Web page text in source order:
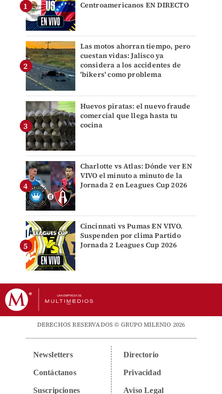
Centroamericanos EN DIRECTO
Las motos ahorran tiempo, pero
cuestan vidas: Jalisco ya
considera a los accidentes de
'bikers' como problema
Huevos piratas: el nuevo fraude
comercial que llega hasta tu
cocina
Charlotte vs Atlas: Dónde ver EN
VIVO el minuto a minuto de la
Jornada 2 en Leagues Cup 2026
Cincinnati vs Pumas EN VIVO.
Suspenden por clima Partido
Jornada 2 Leagues Cup 2026
DERECHOS RESERVADOS © GRUPO MILENIO 2026
Newsletters
Contáctanos
Suscripciones
Directorio
Privacidad
Aviso Legal